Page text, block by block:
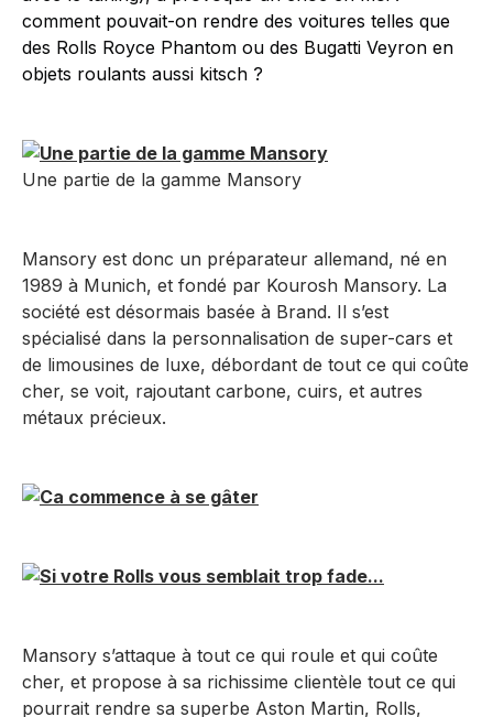
comment pouvait-on rendre des voitures telles que
des Rolls Royce Phantom ou des Bugatti Veyron en
objets roulants aussi kitsch ?
Une partie de la gamme Mansory
Mansory est donc un préparateur allemand, né en
1989 à Munich, et fondé par Kourosh Mansory. La
société est désormais basée à Brand. Il s’est
spécialisé dans la personnalisation de super-cars et
de limousines de luxe, débordant de tout ce qui coûte
cher, se voit, rajoutant carbone, cuirs, et autres
métaux précieux.
Mansory s’attaque à tout ce qui roule et qui coûte
cher, et propose à sa richissime clientèle tout ce qui
pourrait rendre sa superbe Aston Martin, Rolls,